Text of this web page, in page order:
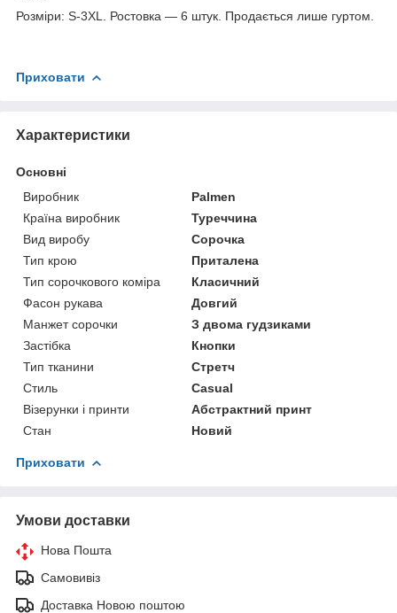
Розміри: S-3XL. Ростовка — 6 штук. Продається лише гуртом.
Приховати
Характеристики
Основні
Виробник
Palmen
Країна виробник
Туреччина
Вид виробу
Сорочка
Тип крою
Приталена
Тип сорочкового коміра
Класичний
Фасон рукава
Довгий
Манжет сорочки
З двома гудзиками
Застібка
Кнопки
Тип тканини
Стретч
Стиль
Casual
Візерунки і принти
Абстрактний принт
Стан
Новий
Приховати
Умови доставки
Нова Пошта
Самовивіз
Доставка Новою поштою